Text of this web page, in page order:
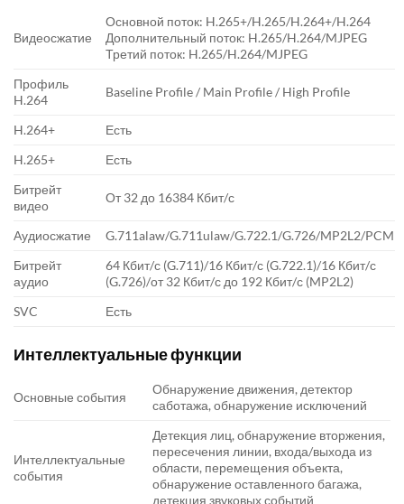
Видеосжатие
Основной поток: H.265+/H.265/H.264+/H.264
Дополнительный поток: H.265/H.264/MJPEG
Третий поток: H.265/H.264/MJPEG
Профиль
H.264
Baseline Profile / Main Profile / High Profile
H.264+
Есть
H.265+
Есть
Битрейт
видео
От 32 до 16384 Кбит/с
Аудиосжатие
G.711alaw/G.711ulaw/G.722.1/G.726/MP2L2/PCM
Битрейт
аудио
64 Кбит/с (G.711)/16 Кбит/с (G.722.1)/16 Кбит/с
(G.726)/от 32 Кбит/с до 192 Кбит/с (MP2L2)
SVC
Есть
Интеллектуальные функции
Основные события
Обнаружение движения, детектор
саботажа, обнаружение исключений
Интеллектуальные
события
Детекция лиц, обнаружение вторжения,
пересечения линии, входа/выхода из
области, перемещения объекта,
обнаружение оставленного багажа,
детекция звуковых событий